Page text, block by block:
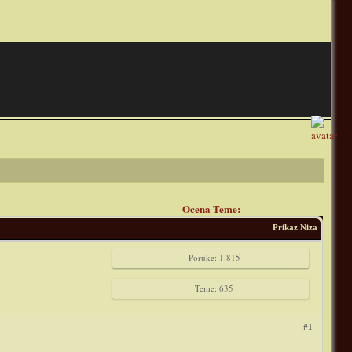
Ocena Teme:
Prikaz Niza
Poruke: 1.815
Teme: 635
#1